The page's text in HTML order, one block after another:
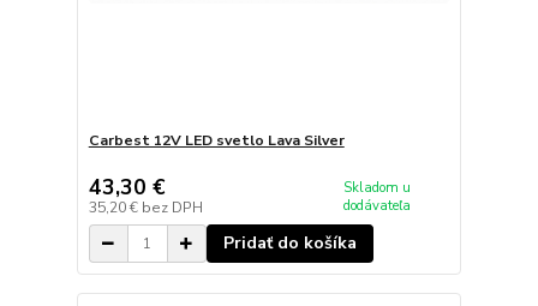
Carbest 12V LED svetlo Lava Silver
43,30 €
35,20 € bez DPH
Skladom u
dodávateľa
Pridať do košíka